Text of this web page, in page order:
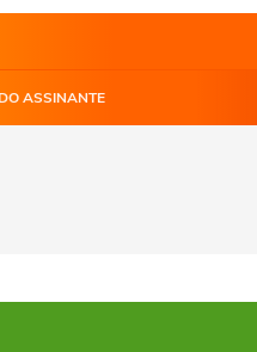
ASSINANTE